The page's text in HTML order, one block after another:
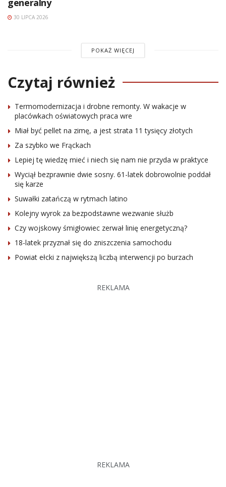
30 LIPCA 2026
POKAŻ WIĘCEJ
Czytaj również
Termomodernizacja i drobne remonty. W wakacje w
placówkach oświatowych praca wre
Miał być pellet na zimę, a jest strata 11 tysięcy złotych
Za szybko we Frąckach
Lepiej tę wiedzę mieć i niech się nam nie przyda w praktyce
Wyciął bezprawnie dwie sosny. 61-latek dobrowolnie poddał
się karze
Suwałki zatańczą w rytmach latino
Kolejny wyrok za bezpodstawne wezwanie służb
Czy wojskowy śmigłowiec zerwał linię energetyczną?
18-latek przyznał się do zniszczenia samochodu
Powiat ełcki z największą liczbą interwencji po burzach
REKLAMA
REKLAMA